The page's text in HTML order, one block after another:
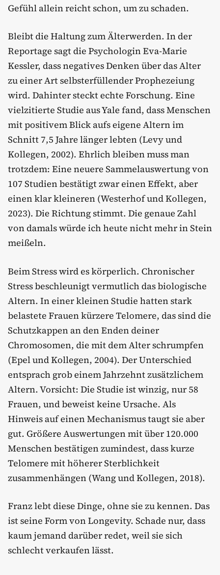
Gefühl allein reicht schon, um zu schaden.
Bleibt die Haltung zum Älterwerden. In der
Reportage sagt die Psychologin Eva-Marie
Kessler, dass negatives Denken über das Alter
zu einer Art selbsterfüllender Prophezeiung
wird. Dahinter steckt echte Forschung. Eine
vielzitierte Studie aus Yale fand, dass Menschen
mit positivem Blick aufs eigene Altern im
Schnitt 7,5 Jahre länger lebten (Levy und
Kollegen, 2002). Ehrlich bleiben muss man
trotzdem: Eine neuere Sammelauswertung von
107 Studien bestätigt zwar einen Effekt, aber
einen klar kleineren (Westerhof und Kollegen,
2023). Die Richtung stimmt. Die genaue Zahl
von damals würde ich heute nicht mehr in Stein
meißeln.
Beim Stress wird es körperlich. Chronischer
Stress beschleunigt vermutlich das biologische
Altern. In einer kleinen Studie hatten stark
belastete Frauen kürzere Telomere, das sind die
Schutzkappen an den Enden deiner
Chromosomen, die mit dem Alter schrumpfen
(Epel und Kollegen, 2004). Der Unterschied
entsprach grob einem Jahrzehnt zusätzlichem
Altern. Vorsicht: Die Studie ist winzig, nur 58
Frauen, und beweist keine Ursache. Als
Hinweis auf einen Mechanismus taugt sie aber
gut. Größere Auswertungen mit über 120.000
Menschen bestätigen zumindest, dass kurze
Telomere mit höherer Sterblichkeit
zusammenhängen (Wang und Kollegen, 2018).
Franz lebt diese Dinge, ohne sie zu kennen. Das
ist seine Form von Longevity. Schade nur, dass
kaum jemand darüber redet, weil sie sich
schlecht verkaufen lässt.